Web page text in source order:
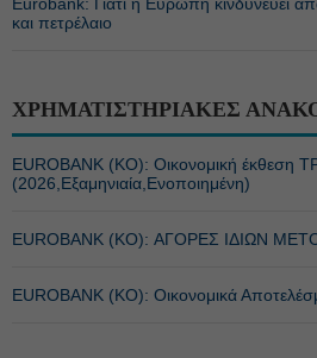
και πετρέλαιο
ΧΡΗΜΑΤΙΣΤΗΡΙΑΚΕΣ
EUROBANK (ΚΟ): Οικονομική έκθεση
(2026,Εξαμηνιαία,Ενοποιημένη)
EUROBANK (ΚΟ): ΑΓΟΡΕΣ ΙΔΙΩΝ
EUROBANK (ΚΟ): Οικονομικά